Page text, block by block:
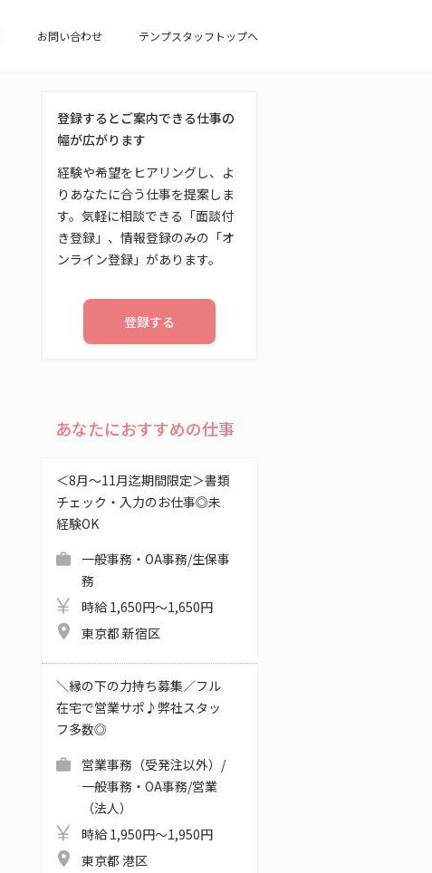
お問い合わせ テンプスタッフトップへ
登録するとご案内できる仕事の
幅が広がります
経験や希望をヒアリングし、よ
りあなたに合う仕事を提案しま
す。気軽に相談できる「面談付
き登録」、情報登録のみの「オ
ンライン登録」があります。
登録する
あなたにおすすめの仕事
＜8月～11月迄期間限定＞書類
チェック・入力のお仕事◎未
経験OK
一般事務・OA事務/生保事
務
時給 1,650円～1,650円
東京都 新宿区
＼縁の下の力持ち募集／フル
在宅で営業サポ♪弊社スタッ
フ多数◎
営業事務（受発注以外）/
一般事務・OA事務/営業
（法人）
時給 1,950円～1,950円
東京都 港区